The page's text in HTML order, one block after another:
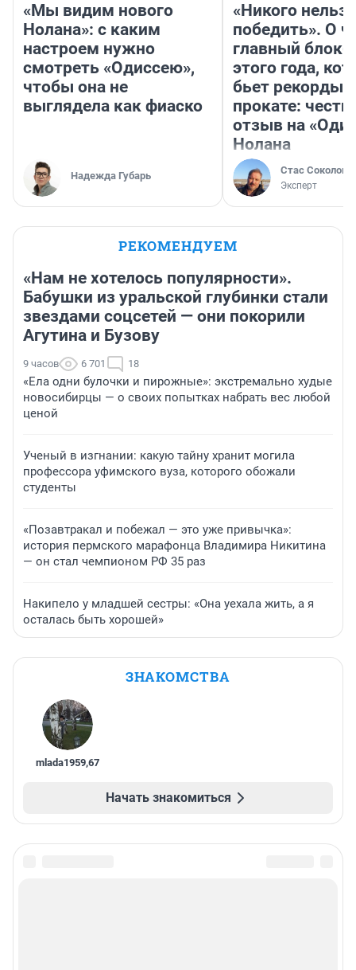
«Мы видим нового
Нолана»: с каким
настроем нужно
смотреть «Одиссею»,
чтобы она не
выглядела как фиаско
Надежда Губарь
«Никого нельзя
победить». О
главный
этого года,
бьет рекорды в
прокате:
отзыв на
Нолана
Стас Соколов
Эксперт
РЕКОМЕНДУЕМ
«Нам не хотелось популярности».
Бабушки из уральской глубинки стали
звездами соцсетей — они покорили
Агутина и Бузову
9 часов 6 701 18
«Ела одни булочки и пирожные»: экстремально худые
новосибирцы — о своих попытках набрать вес любой
ценой
Ученый в изгнании: какую тайну хранит могила
профессора уфимского вуза, которого обожали
студенты
«Позавтракал и побежал — это уже привычка»:
история пермского марафонца Владимира Никитина
— он стал чемпионом РФ 35 раз
Накипело у младшей сестры: «Она уехала жить, а я
осталась быть хорошей»
ЗНАКОМСТВА
mlada1959,67
Начать знакомиться